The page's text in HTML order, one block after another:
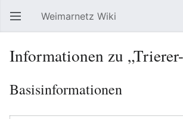
Hauptmenü öffnen Weimarnetz Wiki
Informationen zu
Basisinformationen